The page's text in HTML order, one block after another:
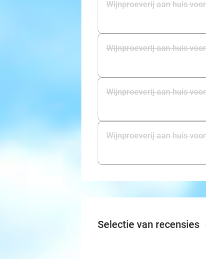
Wijnproeverij aan huis
Wijnproeverij aan huis
Wijnproeverij aan huis
Wijnproeverij aan huis
Selectie van recensies